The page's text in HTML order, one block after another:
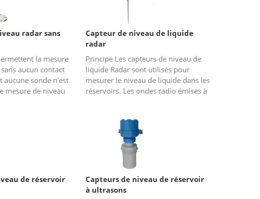
radar sans
la mesure
aucun contact
aucune sonde n'est
mesure de niveau
Capteur de niveau de liquide
radar
Principe Les capteurs de niveau de
liquide Radar sont utilisés pour
mesurer le niveau de liquide dans les
réservoirs. Les ondes radio émises à
de réservoir
Capteurs de niveau de réservoir
à ultrasons